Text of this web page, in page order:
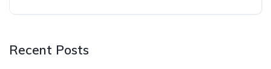
Recent Posts